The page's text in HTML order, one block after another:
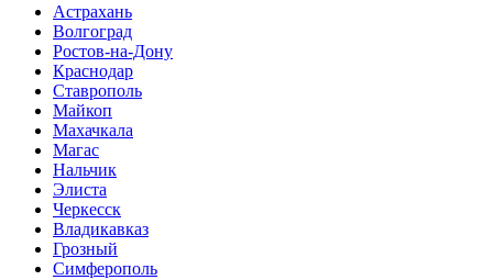
Астрахань
Волгоград
Ростов-на-Дону
Краснодар
Ставрополь
Майкоп
Махачкала
Магас
Нальчик
Элиста
Черкесск
Владикавказ
Грозный
Симферополь